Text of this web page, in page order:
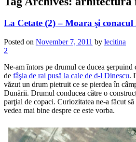
La Cetate (2) – Moara şi
Posted on November 7, 2011 by lecitina
2
Ne-am întors pe drumul ce ducea şerpuind
de fâşia de rai pusă la cale de d-l Dinescu.
văzut un drum pietruit ce se pierdea în
Dunării. Drumul conducea către o
parţial de copaci. Curiozitatea ne-a făcut
vedea mai bine despre ce este vorba.